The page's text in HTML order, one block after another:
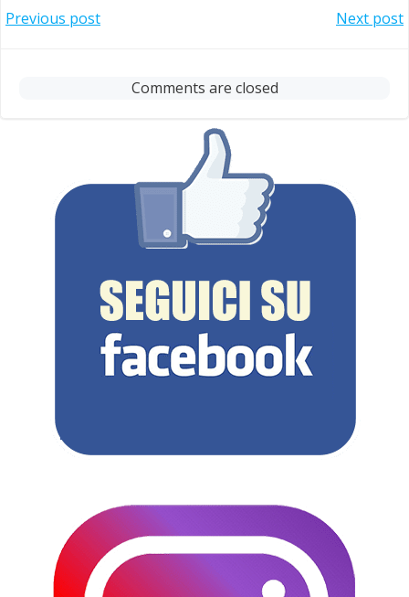
Post
navigation
Previous post
navigation
Next post
Comments are closed